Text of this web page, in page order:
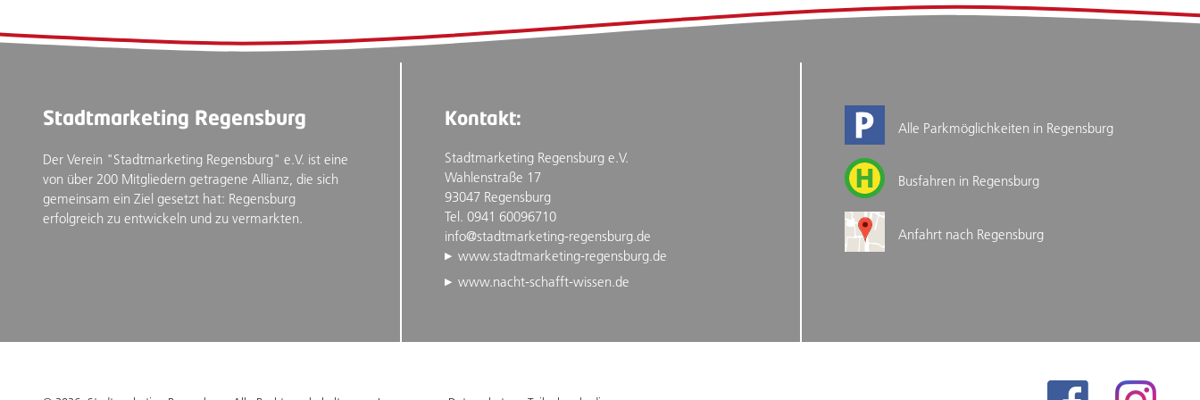
Stadtmarketing Regensburg
Der Verein "Stadtmarketing Regensburg" e.V. ist eine
von über 200 Mitgliedern getragene Allianz, die sich
gemeinsam ein Ziel gesetzt hat: Regensburg
erfolgreich zu entwickeln und zu vermarkten.
Kontakt:
Stadtmarketing Regensburg e.V.
Wahlenstraße 17
93047 Regensburg
Tel. 0941 60096710
info@stadtmarketing-regensburg.de
www.stadtmarketing-regensburg.de
www.nacht-schafft-wissen.de
Alle Parkmöglichkeiten in Regensburg
Busfahren in Regensburg
Anfahrt nach Regensburg